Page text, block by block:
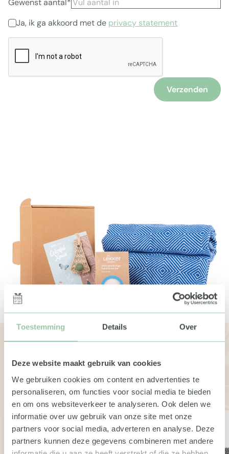
Toestemming Details Over
Deze website maakt gebruik van cookies
We gebruiken cookies om content en advertenties te
personaliseren, om functies voor social media te bieden
en om ons websiteverkeer te analyseren. Ook delen we
informatie over uw gebruik van onze site met onze
partners voor social media, adverteren en analyse. Deze
partners kunnen deze gegevens combineren met andere
Gewenst aantal*
Ja, ik ga akkoord met de privacy statement
Verzenden
Bekijk de andere boxen
Wil je meer weten over de geschenken of pakketten?
Neem dan gerust contact met ons op. We vertellen je
graag meer.